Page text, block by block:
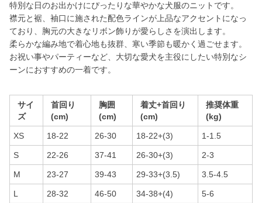
特別な日のお出かけにぴったりな華やかな犬服のニットです。
襟元と裾、袖口に施された配色ラインが上品なアクセントになっ
ており、胸元の大きなリボン飾りが愛らしさを演出します。
柔らかな編み地で着心地も抜群、寒い季節も暖かく過ごせます。
お祝い事やパーティーなど、大切な愛犬を主役にしたい特別なシ
ーンにおすすめの一着です。
サイ
ズ
首回り
(cm)
胸囲
(cm)
着丈+首回り
(cm)
推奨体重
(kg)
XS 18-22 26-30 18-22+(3) 1-1.5
S 22-26 37-41 26-30+(3) 2-3
M 23-27 39-43 29-33+(3.5) 3.5-4.5
L 28-32 46-50 34-38+(4) 5-6